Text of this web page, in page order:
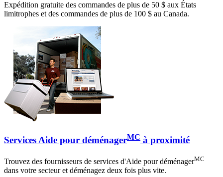
Expédition gratuite des commandes de plus de 50 $ aux États
limitrophes et des commandes de plus de 100 $ au Canada.
Services Aide pour déménagerMC à proximité
Trouvez des fournisseurs de services d'Aide pour déménagerMC
dans votre secteur et déménagez deux fois plus vite.